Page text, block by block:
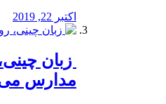
اکتبر 22, 2019
زبان
مدارس